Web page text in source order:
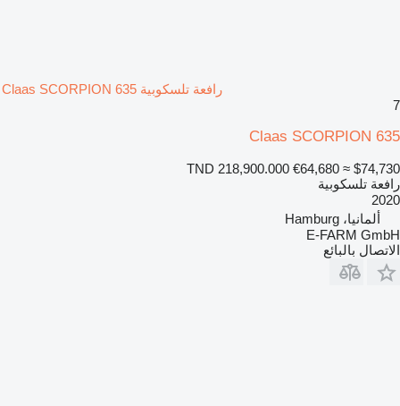
رافعة تلسكوبية Claas SCORPION 635
7
Claas SCORPION 635
TND 218,900.000 €64,680 ≈ $74,730
رافعة تلسكوبية
2020
ألمانيا، Hamburg
E-FARM GmbH
الاتصال بالبائع